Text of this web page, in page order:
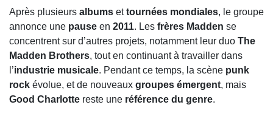
Après plusieurs albums ettournées mondiales, le groupe
annonce une pause en 2011. Les frères Madden se
concentrent sur d’autres projets, notamment leur duo The
Madden Brothers, tout en continuant à travailler dans
l’industrie musicale. Pendant ce temps, la scène punk
rock évolue, et de nouveaux groupes émergent, mais
Good Charlotte reste une référence du genre.